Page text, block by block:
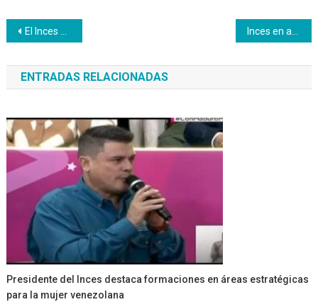
Navegación
de
entradas
El Inces abre concurso Diseña nuestro logo aniversario
ENTRADAS RELACIONADAS
Presidente del Inces destaca formaciones en áreas estratégicas
para la mujer venezolana